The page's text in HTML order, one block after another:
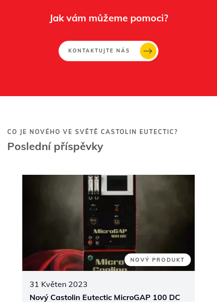
Jak vám můžeme pomoci?
KONTAKTUJTE NÁS
CO JE NOVÉHO VE SVĚTĚ CASTOLIN EUTECTIC?
Poslední příspěvky
NOVÝ PRODUKT
31 Květen 2023
Nový Castolin Eutectic MicroGAP 100 DC